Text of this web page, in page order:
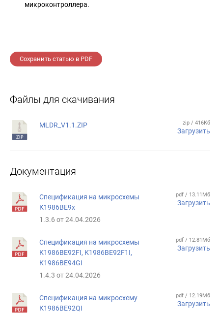
микроконтроллера.
Сохранить статью в PDF
Файлы для скачивания
MLDR_V1.1.ZIP zip / 416Кб
Загрузить
Документация
Спецификация на микросхемы
К1986ВЕ9x
1.3.6 от 24.04.2026
pdf / 13.11Мб
Загрузить
Спецификация на микросхемы
К1986ВЕ92FI, К1986ВЕ92F1I,
К1986ВЕ94GI
1.4.3 от 24.04.2026
pdf / 12.81Мб
Загрузить
Спецификация на микросхему
К1986ВЕ92QI
pdf / 12.19Мб
Загрузить